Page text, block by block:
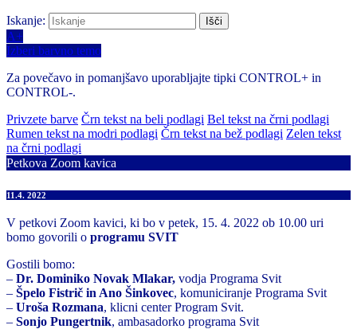
Iskanje:
A+
Izberi barvno temo
Za povečavo in pomanjšavo uporabljajte tipki CONTROL+ in
CONTROL-.
Privzete barve Črn tekst na beli podlagi Bel tekst na črni podlagi
Rumen tekst na modri podlagi Črn tekst na bež podlagi Zelen tekst
na črni podlagi
Petkova Zoom kavica
11.4. 2022
V petkovi Zoom kavici, ki bo v petek, 15. 4. 2022 ob 10.00 uri
bomo govorili o programu SVIT
Gostili bomo:
– Dr. Dominiko Novak Mlakar, vodja Programa Svit
– Špelo Fistrič in Ano Šinkovec, komuniciranje Programa Svit
– Uroša Rozmana, klicni center Program Svit.
– Sonjo Pungertnik, ambasadorko programa Svit